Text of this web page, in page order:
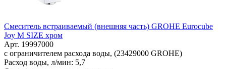
Смеситель встраиваемый (внешняя часть) GROHE Eurocube
Joy M SIZE хром
Арт. 19997000
с ограничителем расхода воды, (23429000 GROHE)
Расход воды, л/мин: 5,7